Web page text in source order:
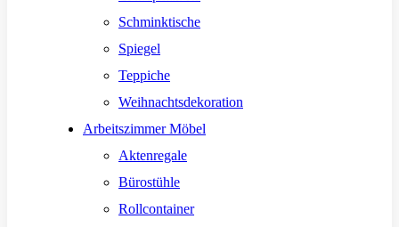
Schminktische
Spiegel
Teppiche
Weihnachtsdekoration
Arbeitszimmer Möbel
Aktenregale
Bürostühle
Rollcontainer